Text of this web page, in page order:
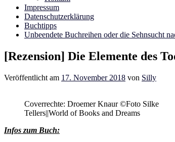
Impressum
Datenschutzerklärung
Buchtipps
Unbeendete Buchreihen oder die Sehnsucht
[Rezension] Die Elemente des
Veröffentlicht am 17. November 2018 von Silly
Coverrechte: Droemer Knaur ©Foto Silke
Tellers||World of Books and Dreams
Infos zum Buch: